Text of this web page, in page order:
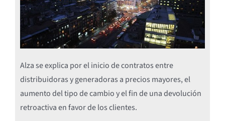
Alza se explica por el inicio de contratos entre
distribuidoras y generadoras a precios mayores, el
aumento del tipo de cambio y el fin de una devolución
retroactiva en favor de los clientes.